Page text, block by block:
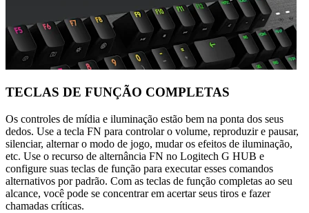
TECLAS DE FUNÇÃO COMPLETAS
Os controles de mídia e iluminação estão bem na ponta dos seus
dedos. Use a tecla FN para controlar o volume, reproduzir e pausar,
silenciar, alternar o modo de jogo, mudar os efeitos de iluminação,
etc. Use o recurso de alternância FN no Logitech G HUB e
configure suas teclas de função para executar esses comandos
alternativos por padrão. Com as teclas de função completas ao seu
alcance, você pode se concentrar em acertar seus tiros e fazer
chamadas críticas.